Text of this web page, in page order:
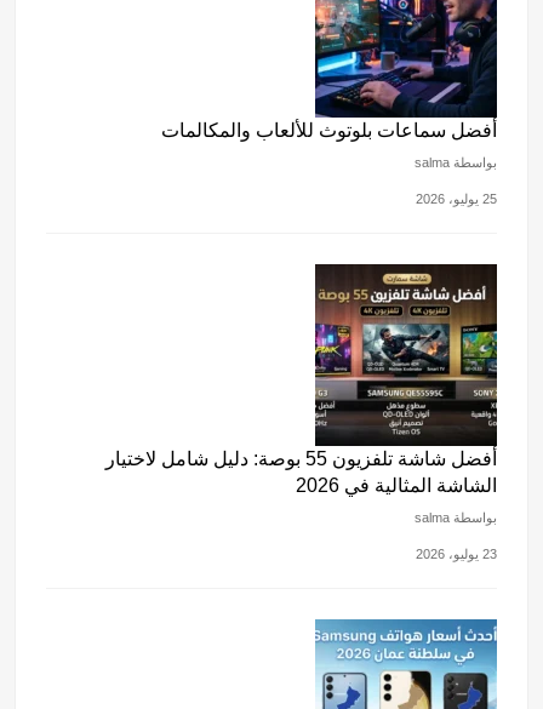
أفضل سماعات بلوتوث للألعاب والمكالمات
بواسطة salma
25 يوليو، 2026
أفضل شاشة تلفزيون 55 بوصة: دليل شامل لاختيار
الشاشة المثالية في 2026
بواسطة salma
23 يوليو، 2026